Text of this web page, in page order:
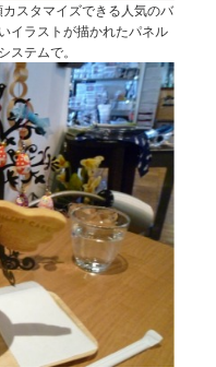
スタマイズできる人気のバ
イラストが描かれたパネル
ステムで。